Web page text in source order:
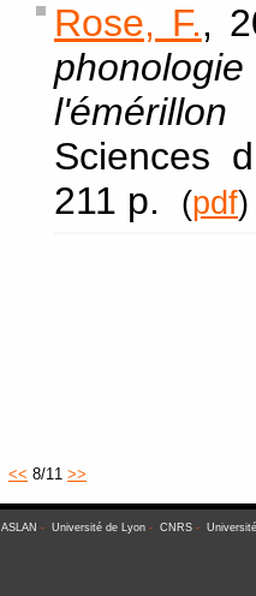
Rose, F.,
l'émérillon
Sciences
211 p.
(pdf)
<< 8/11 >>
ASLAN - Université de Lyon - CNRS -